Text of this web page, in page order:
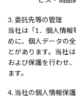
委託先等の管理
当社は「1．個人情報
めに、個人データの
とがあります。当社
および保護を行わせ
ます。
当社の個人情報保